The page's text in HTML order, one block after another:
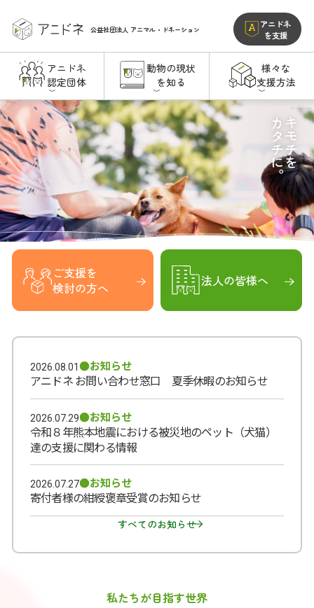
公益社団法人 アニマル・ドネーション
アニドネ
を支援
アニドネ
認定団体
動物の現状
を知る
様々な
支援方法
キモチを
カタチに。
ご支援を
検討の方へ
法人の皆様へ
2026.08.01●お知らせ
アニドネ お問い合わせ窓口 夏季休暇のお知らせ
2026.07.29●お知らせ
令和８年熊本地震における被災地のペット（犬猫）
達の支援に関わる情報
2026.07.27●お知らせ
寄付者様の紺綬褒章受賞のお知らせ
すべてのお知らせ
私たちが目指す世界